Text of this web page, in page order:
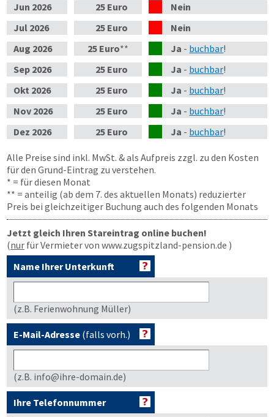
Jun 2026 25 Euro
Nein
Jul 2026 25 Euro
Nein
Aug 2026 25 Euro** Ja - buchbar!
Sep 2026 25 Euro Ja - buchbar!
Okt 2026 25 Euro Ja - buchbar!
Nov 2026 25 Euro Ja - buchbar!
Dez 2026 25 Euro Ja - buchbar!
Alle Preise sind inkl. MwSt. & als Aufpreis zzgl. zu den Kosten
für den Grund-Eintrag zu verstehen.
* = für diesen Monat
** = anteilig (ab dem 7. des aktuellen Monats) reduzierter
Preis bei gleichzeitiger Buchung auch des folgenden Monats
Jetzt gleich Ihren Stareintrag online buchen!
(nur für Vermieter von www.zugspitzland-pension.de )
Name Ihrer Unterkunft
(z.B. Ferienwohnung Müller)
E-Mail-Adresse (falls vorh.)
(z.B. info@ihre-domain.de)
Ihre Telefonnummer